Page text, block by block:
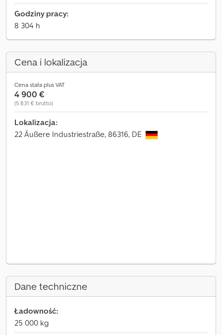
Godziny pracy:
8 304 h
Cena i lokalizacja
Cena stała plus VAT
4 900 €
(5 831 € brutto)
Lokalizacja:
22 Äußere Industriestraße, 86316, DE
Dane techniczne
Ładowność:
25 000 kg